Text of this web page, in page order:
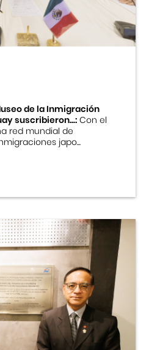
de la Inmigración
suscribieron...:Con el
red mundial de
japo...